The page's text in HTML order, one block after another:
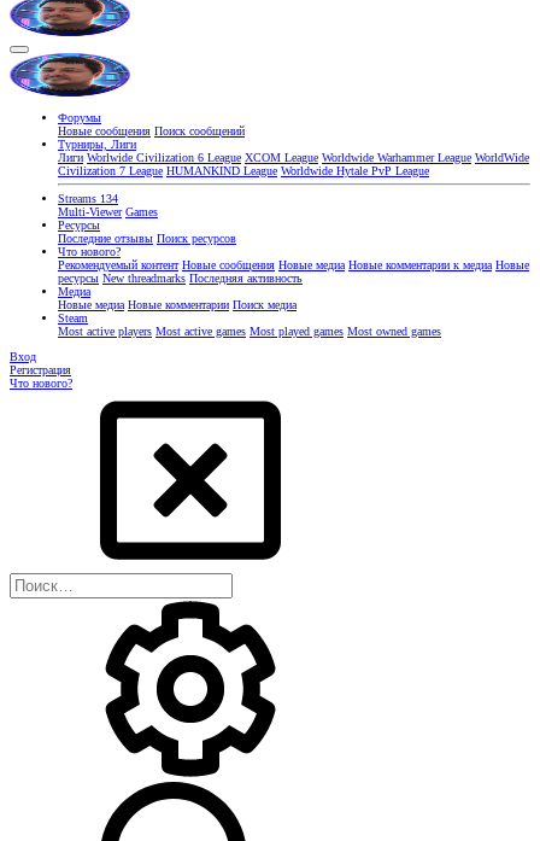
Форумы
Новые сообщения Поиск сообщений
Турниры, Лиги
Лиги Worlwide Civilization 6 League XCOM League Worldwide Warhammer League WorldWide
Civilization 7 League HUMANKIND League Worldwide Hytale PvP League
Streams 134
Multi-Viewer Games
Ресурсы
Последние отзывы Поиск ресурсов
Что нового?
Рекомендуемый контент Новые сообщения Новые медиа Новые комментарии к медиа Новые
ресурсы New threadmarks Последняя активность
Медиа
Новые медиа Новые комментарии Поиск медиа
Steam
Most active players Most active games Most played games Most owned games
Вход
Регистрация
Что нового?